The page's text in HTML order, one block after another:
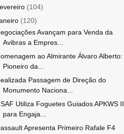
(104)
(120)
Avançam para Venda da
Avibras a Empres...
ao Almirante Álvaro Alberto:
Pioneiro da...
Passagem de Direção do
Monumento Naciona...
Utiliza Foguetes Guiados APKWS II
para Engaja...
Apresenta Primeiro Rafale F4